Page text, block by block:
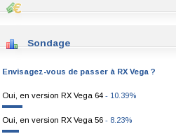
Sondage
Envisagez-vous de passer à RX Vega ?
Oui, en version RX Vega 64 - 10.39%
Oui, en version RX Vega 56 - 8.23%